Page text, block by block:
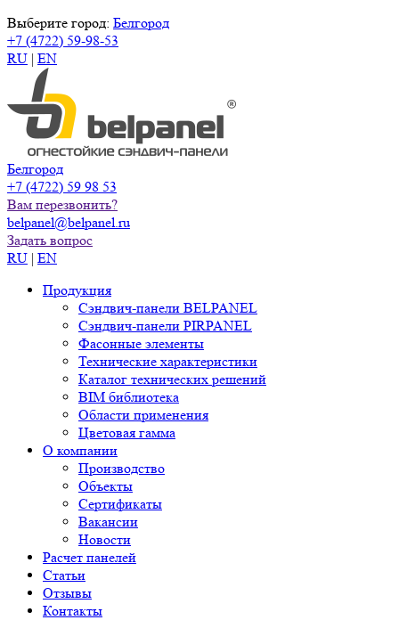
Выберите город: Белгород
+7 (4722) 59-98-53
RU | EN
Белгород
+7 (4722) 59 98 53
Вам перезвонить?
belpanel@belpanel.ru
Задать вопрос
RU | EN
Продукция
Сэндвич-панели BELPANEL
Сэндвич-панели PIRPANEL
Фасонные элементы
Технические характеристики
Каталог технических решений
BIM библиотека
Области применения
Цветовая гамма
О компании
Производство
Объекты
Сертификаты
Вакансии
Новости
Расчет панелей
Статьи
Отзывы
Контакты